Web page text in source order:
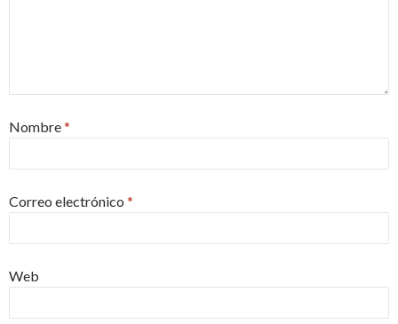
Nombre*
Correo electrónico *
Web